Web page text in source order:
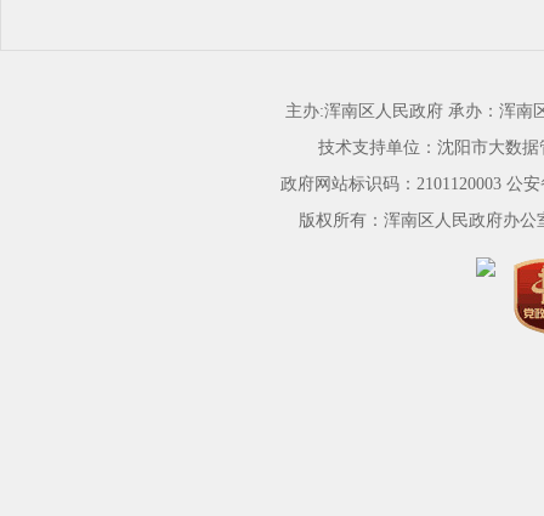
主办:浑南区人民政府 承办：浑
技术支持单位：沈阳市大数
政府网站标识码：2101120003 公安
版权所有：浑南区人民政府办